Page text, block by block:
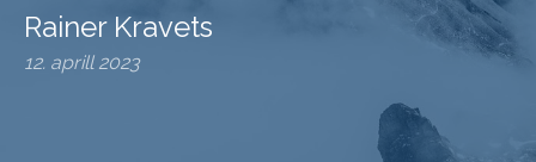
Rainer Kravets
12. aprill 2023